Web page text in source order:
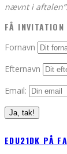
nævnt i aftalen”.
FÅ
Fornavn
Efternavn
Email:
EDU21DK PÅ